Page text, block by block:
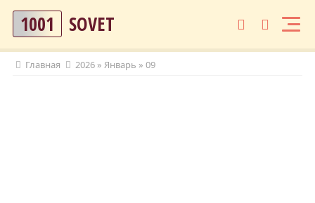
1001 SOVET
Главная 2026 » Январь » 09